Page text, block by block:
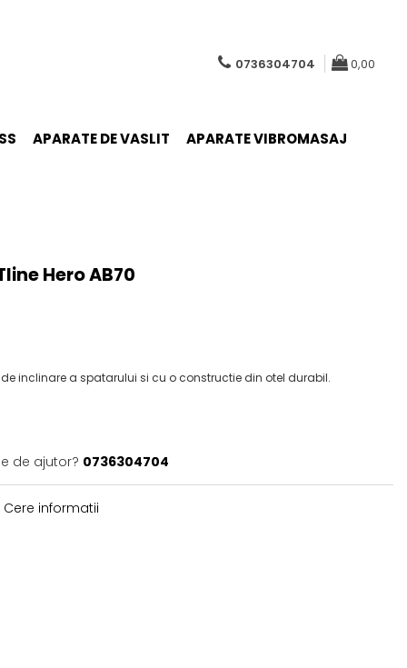
0736304704 0,00
APARATE DE VASLIT APARATE VIBROMASAJ
Hero AB70
inclinare a spatarului si cu o constructie din otel durabil.
de ajutor? 0736304704
Cere informatii